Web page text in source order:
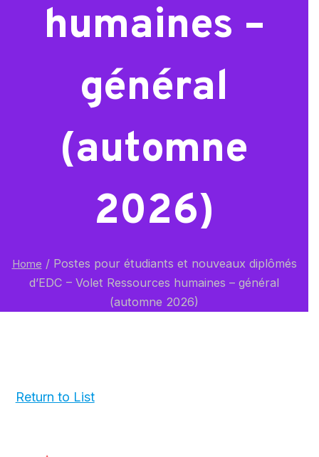
humaines –
général
(automne
2026)
Home /Postes pour étudiants et nouveaux diplômés
d’EDC – Volet Ressources humaines – général
(automne 2026)
Return to List